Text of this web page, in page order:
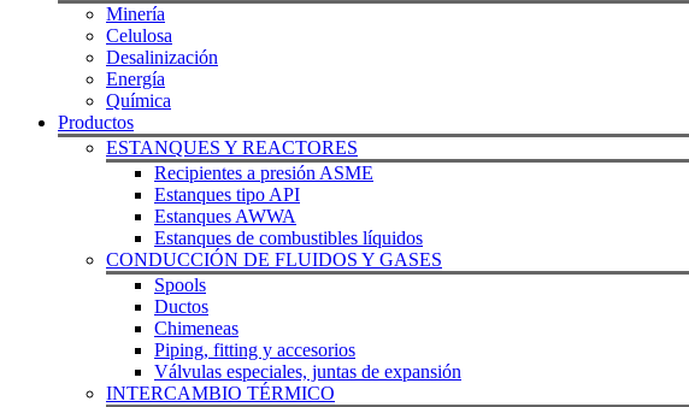
Minería
Celulosa
Desalinización
Energía
Química
Productos
ESTANQUES Y REACTORES
Recipientes a presión ASME
Estanques tipo API
Estanques AWWA
Estanques de combustibles líquidos
CONDUCCIÓN DE FLUIDOS Y GASES
Spools
Ductos
Chimeneas
Piping, fitting y accesorios
Válvulas especiales, juntas de expansión
INTERCAMBIO TÉRMICO